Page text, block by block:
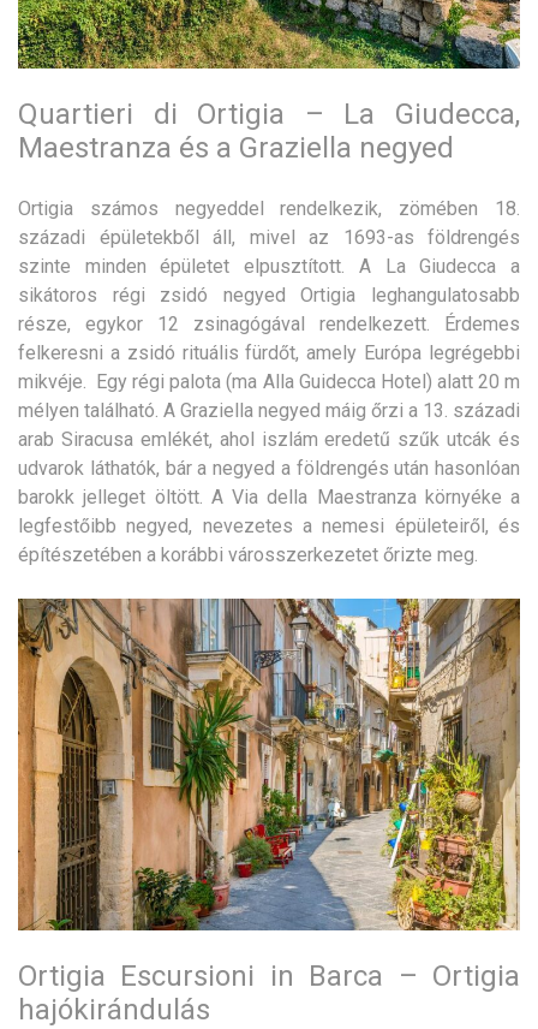
Quartieri di Ortigia – La Giudecca,
Maestranza és a Graziella negyed
Ortigia számos negyeddel rendelkezik, zömében 18.
századi épületekből áll, mivel az 1693-as földrengés
szinte minden épületet elpusztított. A La Giudecca a
sikátoros régi zsidó negyed Ortigia leghangulatosabb
része, egykor 12 zsinagógával rendelkezett. Érdemes
felkeresni a zsidó rituális fürdőt, amely Európa legrégebbi
mikvéje. Egy régi palota (ma Alla Guidecca Hotel) alatt 20 m
mélyen található. A Graziella negyed máig őrzi a 13. századi
arab Siracusa emlékét, ahol iszlám eredetű szűk utcák és
udvarok láthatók, bár a negyed a földrengés után hasonlóan
barokk jelleget öltött. A Via della Maestranza környéke a
legfestőibb negyed, nevezetes a nemesi épületeiről, és
építészetében a korábbi városszerkezetet őrizte meg.
Ortigia Escursioni in Barca – Ortigia
hajókirándulás